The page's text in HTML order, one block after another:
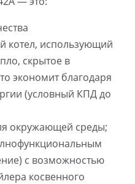
котел, использующий
скрытое в
экономит благодаря
(условный КПД до
окружающей среды;
с возможностью
косвенного